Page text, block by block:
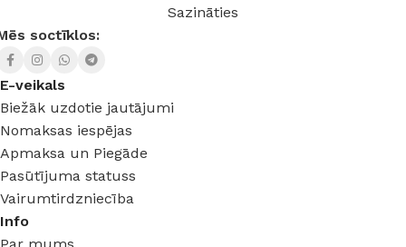
Sazināties
soctīklos:
E-veikals
Biežāk uzdotie jautājumi
Nomaksas iespējas
Apmaksa un Piegāde
Pasūtījuma statuss
Vairumtirdzniecība
Info